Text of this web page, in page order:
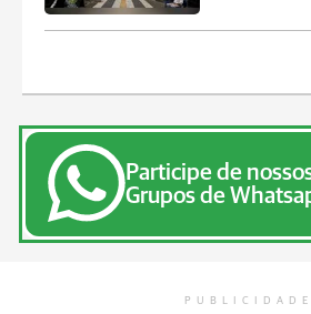
Participe de
Grupos de
PUBLICIDADE